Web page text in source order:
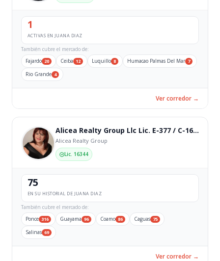
1
ACTIVAS EN JUANA DIAZ
También cubre el mercado de:
Fajardo 20 Ceiba 12 Luquillo 8 Humacao Palmas Del Mar 7
Rio Grande 4
Ver corredor →
Alicea Realty Group Llc Lic. E-377 / C-16344
Alicea Realty Group
Lic. 16344
75
EN SU HISTORIAL DE JUANA DIAZ
También cubre el mercado de:
Ponce 316 Guayama 96 Coamo 86 Caguas 75
Salinas 69
Ver corredor →